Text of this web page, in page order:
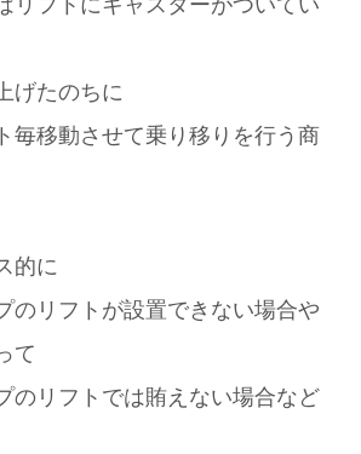
げたのちに
毎移動させて乗り移りを行う商
的に
のリフトが設置できない場合や
て
のリフトでは賄えない場合など